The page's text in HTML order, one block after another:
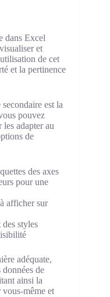
dans Excel
et
de cet
et la pertinence
est la
pouvez
les adapter au
de
des axes
pour une
afficher sur
styles
adéquate,
données de
ainsi la
même et